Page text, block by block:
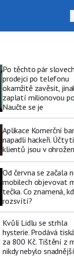
Po těchto pár
prodejci po telefonu
okamžitě zavěsit,
zaplatí milionovou
Naučte se je
Aplikace Komerční
napadli hackeři. Účty
klientů jsou v
Od června se začala
mobilech objevovat
tečka. Co znamená,
rozsvítí?
Kvůli Lidlu se strhla
hysterie. Prodává
za 800 Kč. Tištění z
nikdy nebylo snadnější